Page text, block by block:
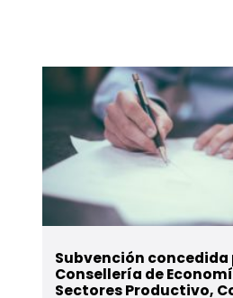
Subvención concedida
Consellería de
Sectores Productivo,